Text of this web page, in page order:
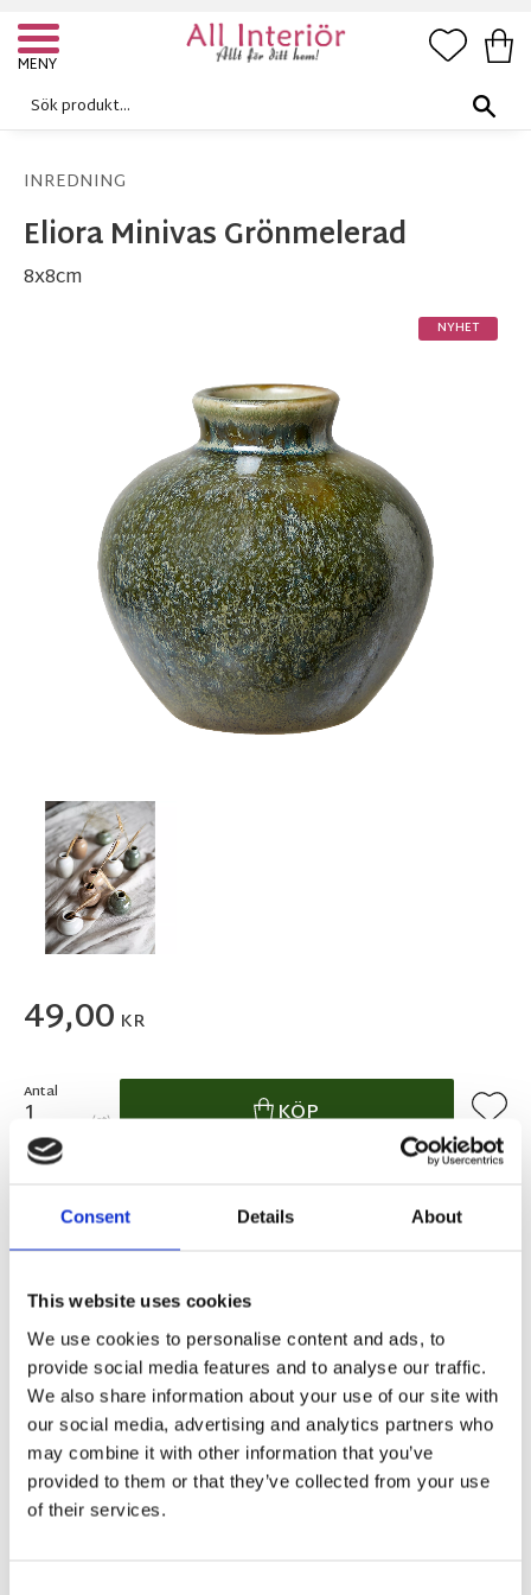
Consent Details About
This website uses cookies
We use cookies to personalise content and ads, to
provide social media features and to analyse our traffic.
We also share information about your use of our site with
our social media, advertising and analytics partners who
may combine it with other information that you’ve
provided to them or that they’ve collected from your use
of their services.
Meny
INREDNING
Eliora Minivas Grönmelerad
8x8cm
NYHET
49,00 KR
Antal
st KÖP Lägg
Wikholm Form
Snabba leveranser
Enkel betalning med Klarna
BESKRIVNING
Grönmelerad minivas till de små blommorna och